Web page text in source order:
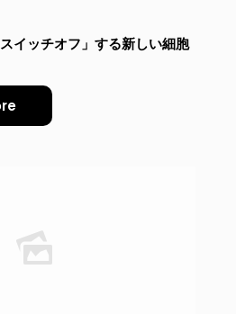
イッチオフ」する新しい細胞